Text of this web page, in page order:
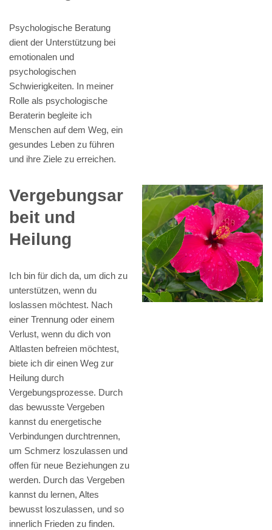
Psychologische Beratung
dient der Unterstützung bei
emotionalen und
psychologischen
Schwierigkeiten. In meiner
Rolle als psychologische
Beraterin begleite ich
Menschen auf dem Weg, ein
gesundes Leben zu führen
und ihre Ziele zu erreichen.
Vergebungsar
beit und
Heilung
Ich bin für dich da, um dich zu
unterstützen, wenn du
loslassen möchtest. Nach
einer Trennung oder einem
Verlust, wenn du dich von
Altlasten befreien möchtest,
biete ich dir einen Weg zur
Heilung durch
Vergebungsprozesse. Durch
das bewusste Vergeben
kannst du energetische
Verbindungen durchtrennen,
um Schmerz loszulassen und
offen für neue Beziehungen zu
werden. Durch das Vergeben
kannst du lernen, Altes
bewusst loszulassen, und so
innerlich Frieden zu finden.